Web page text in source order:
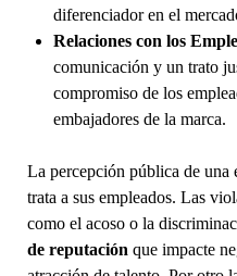
diferenciador en el
Relaciones con los
comunicación y un trato
compromiso de los
embajadores de la marca.
La percepción pública de una
trata a sus empleados. Las
como el acoso o la
de reputación que impacte